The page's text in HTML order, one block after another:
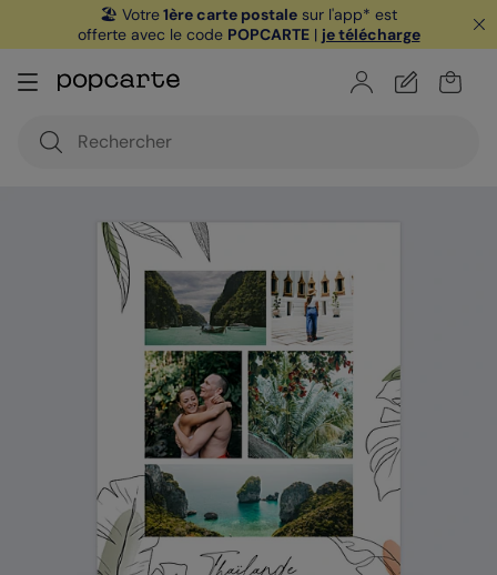
🏖️ Votre1ère carte postale sur l'app* est
offerte avec le code POPCARTE| je télécharge